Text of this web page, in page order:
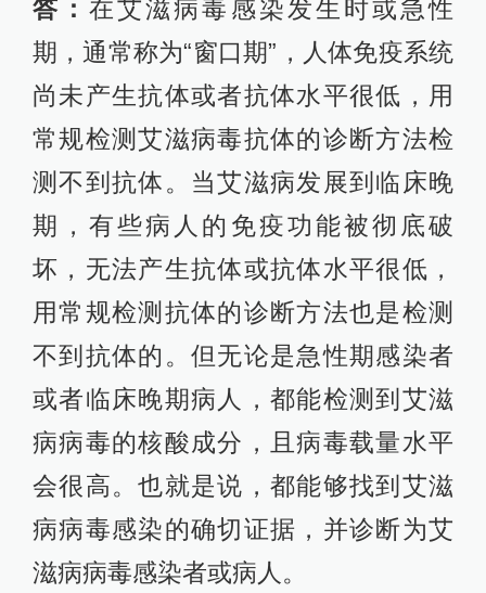
答：在艾滋病毒感染发生时或急性
期，通常称为“窗口期”，人体免疫系统
尚未产生抗体或者抗体水平很低，用
常规检测艾滋病毒抗体的诊断方法检
测不到抗体。当艾滋病发展到临床晚
期，有些病人的免疫功能被彻底破
坏，无法产生抗体或抗体水平很低，
用常规检测抗体的诊断方法也是检测
不到抗体的。但无论是急性期感染者
或者临床晚期病人，都能检测到艾滋
病病毒的核酸成分，且病毒载量水平
会很高。也就是说，都能够找到艾滋
病病毒感染的确切证据，并诊断为艾
滋病病毒感染者或病人。